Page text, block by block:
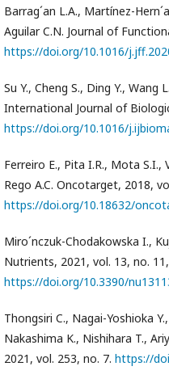
Barrag´an L.A., Martínez-
Aguilar C.N. Journal of
https://doi.org/10.1016/
Su Y., Cheng S., Ding Y., Wang
International Journal of
https://doi.org/10.1016/
Ferreiro E., Pita I.R., Mota S.I.,
Rego A.C. Oncotarget, 2018,
https://doi.org/10.18632/
Miro´nczuk-Chodakowska I.,
Nutrients, 2021, vol. 13, no.
https://doi.org/10.3390/
Thongsiri C., Nagai-Yoshioka
Nakashima K., Nishihara T.,
2021, vol. 253, no. 7. https://